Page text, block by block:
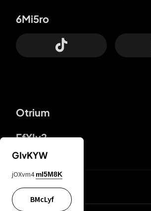
Otrium
FfYIy2
6Mi5ro
KIjvtr
GIvKYW
jOXvm4 mI5M8K
BMcLyf